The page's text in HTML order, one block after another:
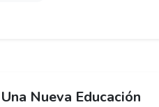
Nueva Educación